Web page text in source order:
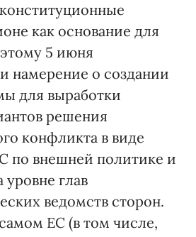
как основание для
5 июня
намерение о создании
для выработки
решения
конфликта в виде
по внешней политике и
уровне глав
ведомств сторон.
ЕС (в том числе,